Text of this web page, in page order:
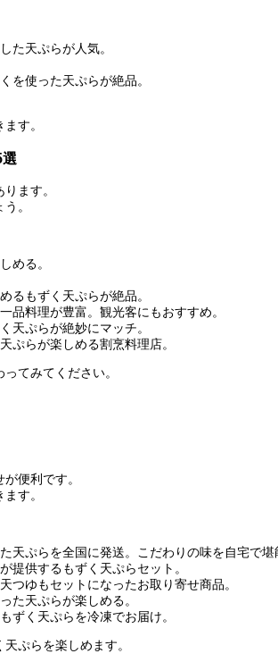
た天ぷらが人気。
を使った天ぷらが絶品。
す。
ます。
。
める。
るもずく天ぷらが絶品。
品料理が豊富。観光客にもおすすめ。
天ぷらが絶妙にマッチ。
ぷらが楽しめる割烹料理店。
てみてください。
便利です。
す。
天ぷらを全国に発送。こだわりの味を自宅で堪
提供するもずく天ぷらセット。
つゆもセットになったお取り寄せ商品。
た天ぷらが楽しめる。
ずく天ぷらを冷凍でお届け。
ぷらを楽しめます。